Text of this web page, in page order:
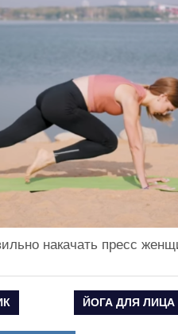
накачать пресс
СЛЕДУЮЩАЯ
ЙОГА ДЛЯ ЛИЦА